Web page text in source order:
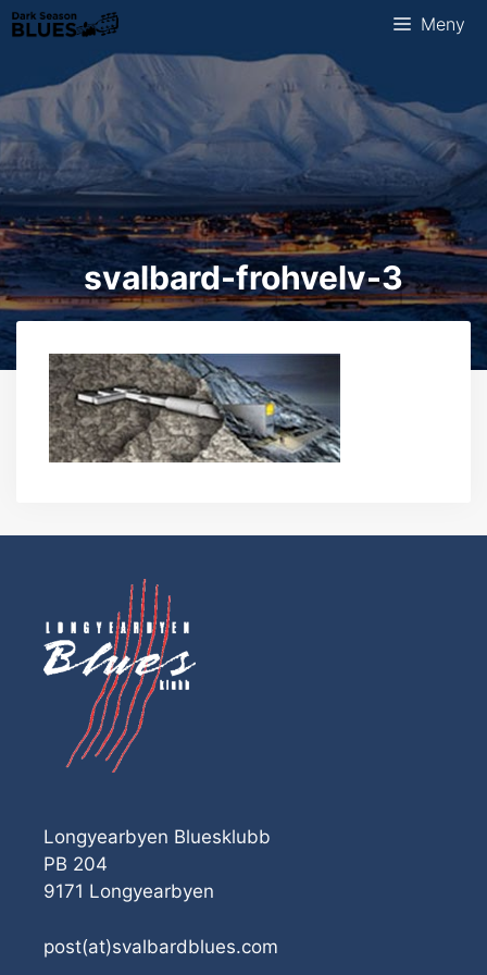
Hopp
til
Meny
svalbard-frohvelv-3
Longyearbyen Bluesklubb
PB 204
9171 Longyearbyen
post(at)svalbardblues.com